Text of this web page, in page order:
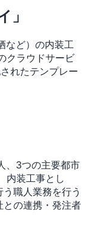
」
など）の内装工
クラウドサービ
れたテンプレー
、3つの主要都市
内装工事とし
職人業務を行う
との連携・発注者